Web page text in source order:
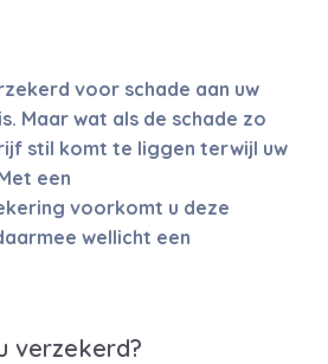
voor schade aan uw
Maar wat als de schade zo
stil komt te liggen terwijl uw
een
voorkomt u deze
wellicht een
verzekerd?